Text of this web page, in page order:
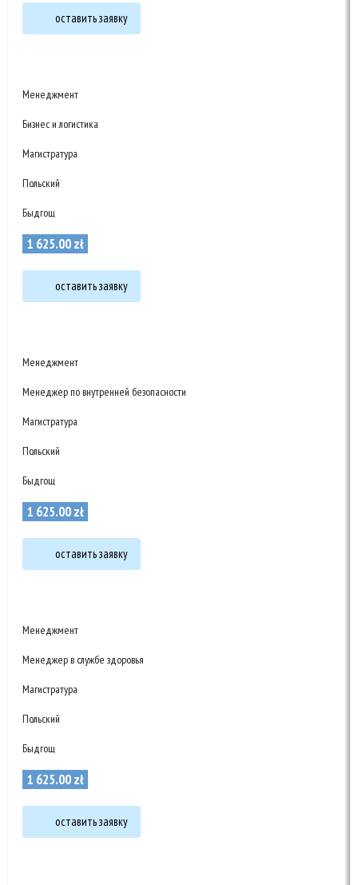
оставить заявку
Менеджмент
Бизнес и логистика
Магистратура
Польский
Быдгощ
1 625.00zł
оставить заявку
Менеджмент
Менеджер по внутренней безопасности
Магистратура
Польский
Быдгощ
1 625.00zł
оставить заявку
Менеджмент
Менеджер в службе здоровья
Магистратура
Польский
Быдгощ
1 625.00zł
оставить заявку